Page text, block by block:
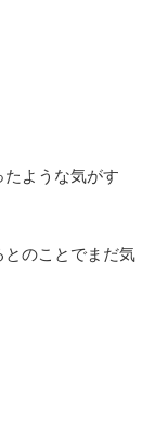
ような気がす
のことでまだ気